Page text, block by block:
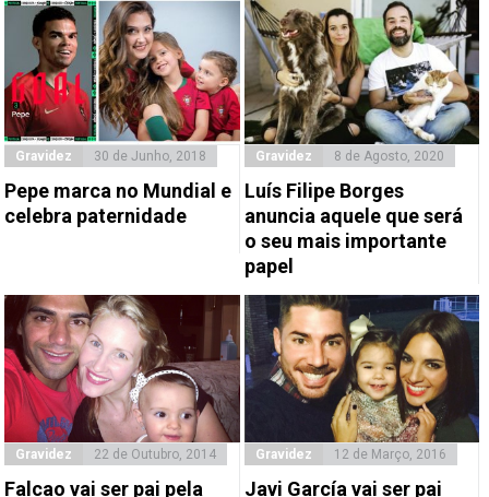
Gravidez 30 de Junho, 2018
Pepe marca no Mundial e
celebra paternidade
Gravidez 8 de Agosto, 2020
Luís Filipe Borges
anuncia aquele que será
o seu mais importante
papel
Gravidez 22 de Outubro, 2014
Falcao vai ser pai pela
Gravidez 12 de Março, 2016
Javi García vai ser pai